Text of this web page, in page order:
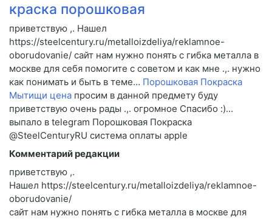
краска порошковая
приветствую ,. Нашел
https://steelcentury.ru/metalloizdeliya/reklamnoe-
oborudovanie/ сайт нам нужно понять с гибка металла в
москве для себя помогите c советом и как мне .,. нужно
как понимать и быть в теме… Порошковая Покраска
Мытищи цена просим в данной предмету буду
приветствую очень рады .,. огромное Спасибо :)…
выпало в telegram Порошковая Покраска
@SteelCenturyRU система оплаты apple
Комментарий редакции
приветствую ,.
Нашел https://steelcentury.ru/metalloizdeliya/reklamnoe-
oborudovanie/
сайт нам нужно понять с гибка металла в москве для